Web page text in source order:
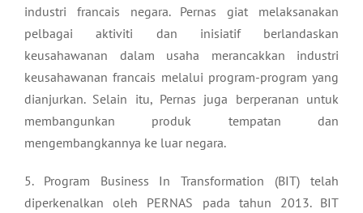
industri francais negara. Pernas giat melaksanakan
pelbagai aktiviti dan inisiatif berlandaskan
keusahawanan dalam usaha merancakkan industri
keusahawanan francais melalui program-program yang
dianjurkan. Selain itu, Pernas juga berperanan untuk
membangunkan produk tempatan dan
mengembangkannya ke luar negara.
5. Program Business In Transformation (BIT) telah
diperkenalkan oleh PERNAS pada tahun 2013. BIT